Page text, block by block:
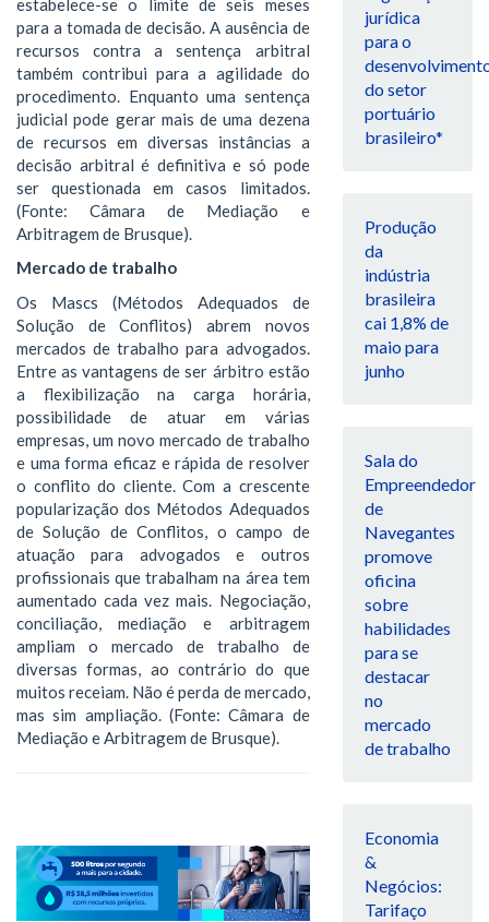
para a tomada de decisão. A ausência de
recursos contra a sentença arbitral
também contribui para a agilidade do
procedimento. Enquanto uma sentença
judicial pode gerar mais de uma dezena
de recursos em diversas instâncias a
decisão arbitral é definitiva e só pode
ser questionada em casos limitados.
(Fonte: Câmara de Mediação e
Arbitragem de Brusque).
Mercado de trabalho
Os Mascs (Métodos Adequados de
Solução de Conflitos) abrem novos
mercados de trabalho para advogados.
Entre as vantagens de ser árbitro estão
a flexibilização na carga horária,
possibilidade de atuar em várias
empresas, um novo mercado de trabalho
e uma forma eficaz e rápida de resolver
o conflito do cliente. Com a crescente
popularização dos Métodos Adequados
de Solução de Conflitos, o campo de
atuação para advogados e outros
profissionais que trabalham na área tem
aumentado cada vez mais. Negociação,
conciliação, mediação e arbitragem
ampliam o mercado de trabalho de
diversas formas, ao contrário do que
muitos receiam. Não é perda de mercado,
mas sim ampliação. (Fonte: Câmara de
Mediação e Arbitragem de Brusque).
jurídica
para o
do setor
portuário
brasileiro*
Produção
da
indústria
brasileira
cai 1,8% de
maio para
junho
Sala do
Empreendedor
de
Navegantes
promove
oficina
sobre
habilidades
para se
destacar
no
mercado
de trabalho
Economia
&
Negócios:
Tarifaço